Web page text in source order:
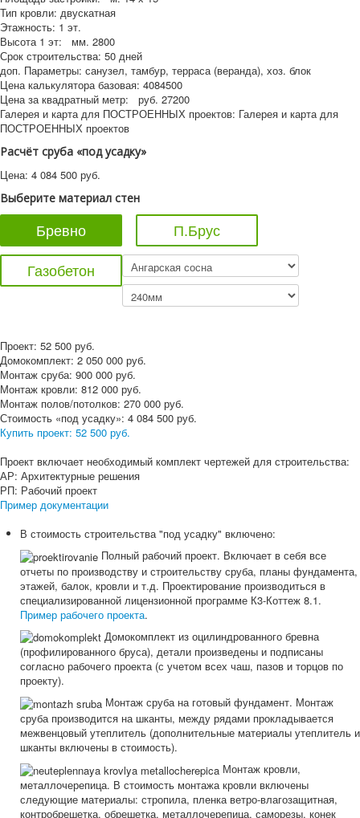
Тип кровли: двускатная
Этажность: 1 эт.
Высота 1 эт:
мм. 2800
Срок строительства: 50 дней
доп. Параметры: санузел, тамбур, терраса (веранда), хоз. блок
Цена калькулятора базовая: 4084500
Цена за квадратный метр:
руб. 27200
Галерея и карта для ПОСТРОЕННЫХ проектов: Галерея и карта для
ПОСТРОЕННЫХ проектов
Расчёт сруба «под усадку»
Цена: 4 084 500 руб.
Выберите материал стен
Бревно
П.Брус
Газобетон
Проект: 52 500 руб.
Домокомплект: 2 050 000 руб.
Монтаж сруба: 900 000 руб.
Монтаж кровли: 812 000 руб.
Монтаж полов/потолков: 270 000 руб.
Стоимость «под усадку»: 4 084 500 руб.
Купить проект: 52 500 руб.
Проект включает необходимый комплект чертежей для строительства:
АР: Архитектурные решения
РП: Рабочий проект
Пример документации
В стоимость строительства "под усадку" включено:
Полный рабочий проект. Включает в себя все
отчеты по производству и строительству сруба, планы фундамента,
этажей, балок, кровли и т.д. Проектирование производиться в
специализированной лицензионной программе К3-Коттеж 8.1.
Пример рабочего проекта.
Домокомплект из оцилиндрованного бревна
(профилированного бруса), детали произведены и подписаны
согласно рабочего проекта (с учетом всех чаш, пазов и торцов по
проекту).
Монтаж сруба на готовый фундамент. Монтаж
сруба производится на шканты, между рядами прокладывается
межвенцовый утеплитель (дополнительные материалы утеплитель и
шканты включены в стоимость).
Монтаж кровли,
металлочерепица. В стоимость монтажа кровли включены
следующие материалы: стропила, пленка ветро-влагозащитная,
контробрешетка, обрешетка, металлочерепица, саморезы, конек